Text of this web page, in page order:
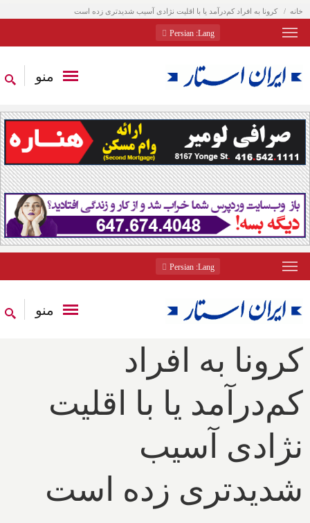
خانه کرونا به افراد کم‌درآمد یا با اقلیت نژادی آسیب شدیدتری زده است
Lang
: Persian
منو
Lang
: Persian
منو
کرونا به افراد
کم‌درآمد یا با اقلیت
نژادی آسیب
شدیدتری زده است